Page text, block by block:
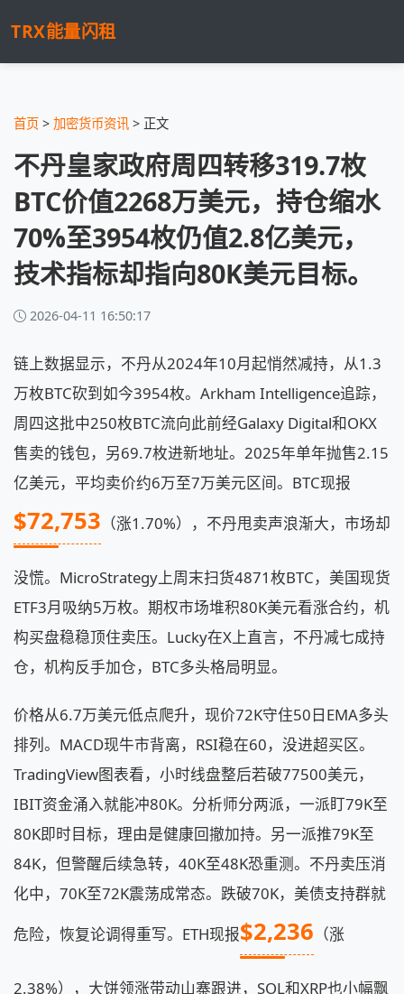
TRX能量闪租
首页 > 加密货币资讯 > 正文
不丹皇家政府周四转移319.7枚
BTC价值2268万美元，持仓缩水
70%至3954枚仍值2.8亿美元，
技术指标却指向80K美元目标。
2026-04-11 16:50:17
链上数据显示，不丹从2024年10月起悄然减持，从1.3
万枚BTC砍到如今3954枚。Arkham Intelligence追踪，
周四这批中250枚BTC流向此前经Galaxy Digital和OKX
售卖的钱包，另69.7枚进新地址。2025年单年抛售2.15
亿美元，平均卖价约6万至7万美元区间。BTC现报
$72,753 （涨1.70%），不丹甩卖声浪渐大，市场却
没慌。MicroStrategy上周末扫货4871枚BTC，美国现货
ETF3月吸纳5万枚。期权市场堆积80K美元看涨合约，机
构买盘稳稳顶住卖压。Lucky在X上直言，不丹减七成持
仓，机构反手加仓，BTC多头格局明显。
价格从6.7万美元低点爬升，现价72K守住50日EMA多头
排列。MACD现牛市背离，RSI稳在60，没进超买区。
TradingView图表看，小时线盘整后若破77500美元，
IBIT资金涌入就能冲80K。分析师分两派，一派盯79K至
80K即时目标，理由是健康回撤加持。另一派推79K至
84K，但警醒后续急转，40K至48K恐重测。不丹卖压消
化中，70K至72K震荡成常态。跌破70K，美债支持群就
危险，恢复论调得重写。ETH现报$2,236 （涨
2.38%），大饼领涨带动山寨跟进，SOL和XRP也小幅飘